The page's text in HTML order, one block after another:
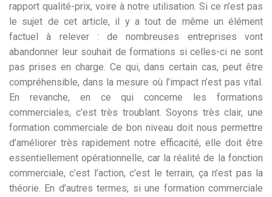
rapport qualité-prix, voire à notre utilisation. Si ce n’est pas
le sujet de cet article, il y a tout de même un élément
factuel à relever : de nombreuses entreprises vont
abandonner leur souhait de formations si celles-ci ne sont
pas prises en charge. Ce qui, dans certain cas, peut être
compréhensible, dans la mesure où l’impact n’est pas vital.
En revanche, en ce qui concerne les formations
commerciales, c’est très troublant. Soyons très clair, une
formation commerciale de bon niveau doit nous permettre
d’améliorer très rapidement notre efficacité, elle doit être
essentiellement opérationnelle, car la réalité de la fonction
commerciale, c’est l’action, c’est le terrain, ça n’est pas la
théorie. En d’autres termes, si une formation commerciale